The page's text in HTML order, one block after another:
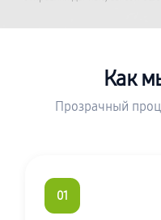
Как
Прозрачный
01